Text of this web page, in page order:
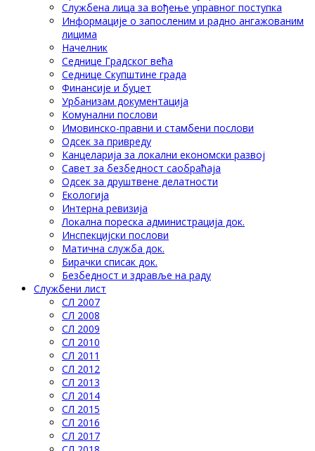
Службена лица за вођење управног поступка
Информације о запосленим и радно ангажованим
лицима
Начелник
Седнице Градског већа
Седнице Скупштине града
Финансије и буџет
Урбанизам документација
Комунални послови
Имовинско-правни и стамбени послови
Одсек за привреду
Канцеларија за локални економски развој
Савет за безбедност саобраћаја
Одсек за друштвене делатности
Eкологија
Интерна ревизија
Локална пореска администрација док.
Инспекцијски послови
Матична служба док.
Бирачки списак док.
Безбедност и здравље на раду
Службени лист
СЛ 2007
СЛ 2008
СЛ 2009
СЛ 2010
СЛ 2011
СЛ 2012
СЛ 2013
СЛ 2014
СЛ 2015
СЛ 2016
СЛ 2017